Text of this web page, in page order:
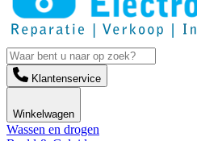
Klantenservice
Winkelwagen
Wassen en drogen